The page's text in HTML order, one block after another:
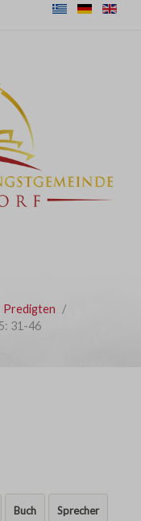
Predigten
31-46
Buch Sprecher